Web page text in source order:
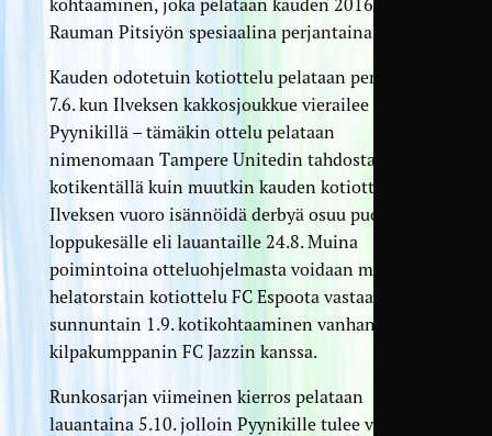
kohtaaminen, joka pelataan kauden 2016 tapaan
Rauman Pitsiyön spesiaalina perjantaina 26.7.
Kauden odotetuin kotiottelu pelataan perjantaina
7.6. kun Ilveksen kakkosjoukkue vierailee
Pyynikillä – tämäkin ottelu pelataan
nimenomaan Tampere Unitedin tahdosta samalla
kotikentällä kuin muutkin kauden kotiottelut.
Ilveksen vuoro isännöidä derbyä osuu puolestaan
loppukesälle eli lauantaille 24.8. Muina
poimintoina otteluohjelmasta voidaan mainita
helatorstain kotiottelu FC Espoota vastaan sekä
sunnuntain 1.9. kotikohtaaminen vanhan
kilpakumppanin FC Jazzin kanssa.
Runkosarjan viimeinen kierros pelataan
lauantaina 5.10. jolloin Pyynikille tulee vieraaksi